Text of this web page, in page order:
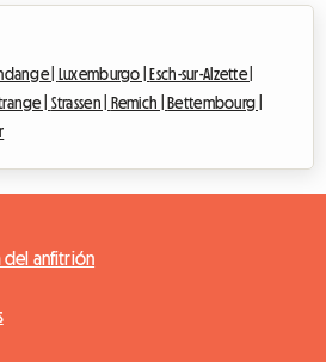
| Luxemburgo |
Esch-sur-Alzette |
| Strassen | Remich |
Bettembourg |
del anfitrión